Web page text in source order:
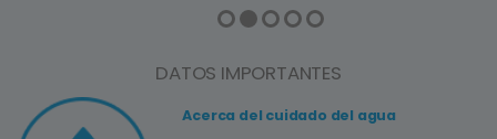
DATOS IMPORTANTES
Acerca del cuidado del agua